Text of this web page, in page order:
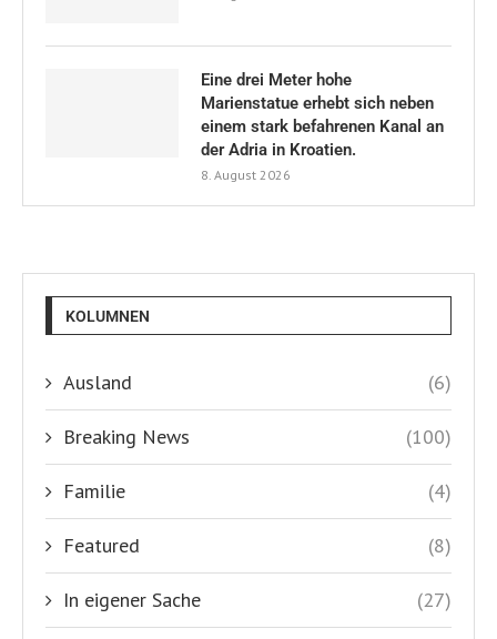
Eine drei Meter hohe
Marienstatue erhebt sich neben
einem stark befahrenen Kanal an
der Adria in Kroatien.
8. August 2026
KOLUMNEN
Ausland (6)
Breaking News (100)
Familie (4)
Featured (8)
In eigener Sache (27)